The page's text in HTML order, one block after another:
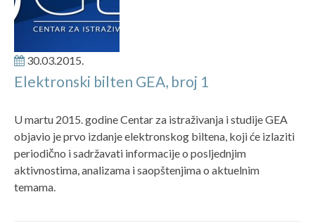
30.03.2015.
Elektronski bilten GEA, broj 1
U martu 2015. godine Centar za istraživanja i studije GEA
objavio je prvo izdanje elektronskog biltena, koji će izlaziti
periodično i sadržavati informacije o posljednjim
aktivnostima, analizama i saopštenjima o aktuelnim
temama.